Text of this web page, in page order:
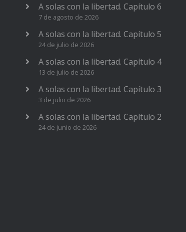
A solas con la libertad. Capítulo 6
7 de agosto de 2026
A solas con la libertad. Capítulo 5
24 de julio de 2026
A solas con la libertad. Capítulo 4
13 de julio de 2026
A solas con la libertad. Capítulo 3
3 de julio de 2026
A solas con la libertad. Capítulo 2
24 de junio de 2026